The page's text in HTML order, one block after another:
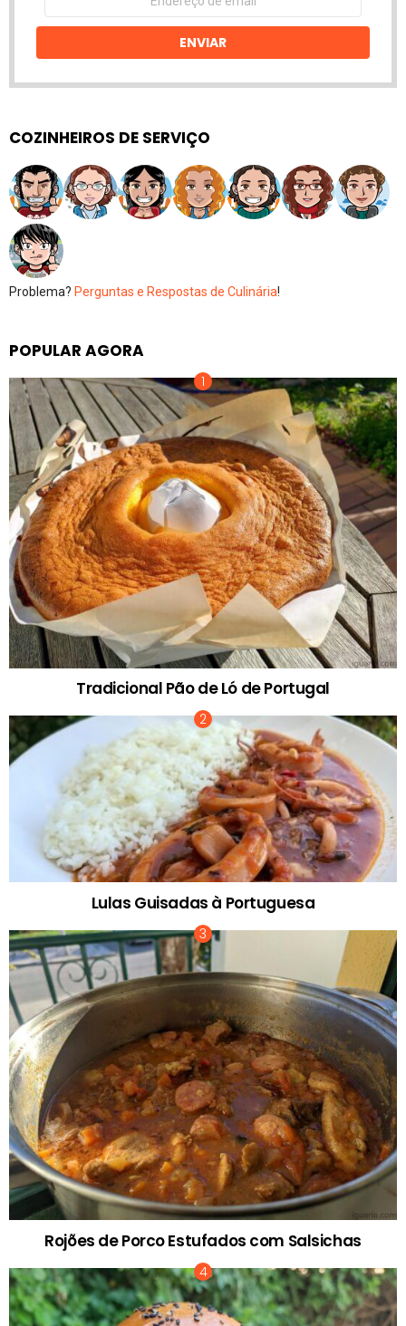
email
ENVIAR
COZINHEIROS DE SERVIÇO
Problema? Perguntas e Respostas de Culinária!
POPULAR AGORA
Tradicional Pão de Ló de Portugal
Lulas Guisadas à Portuguesa
Rojões de Porco Estufados com Salsichas